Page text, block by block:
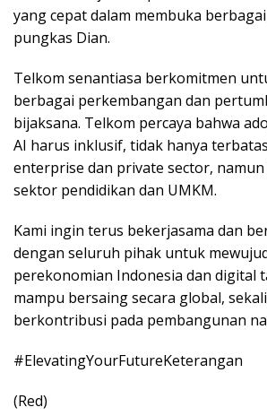
yang cepat dalam membuka
pungkas Dian.
Telkom senantiasa berkomitmen
berbagai perkembangan dan
bijaksana. Telkom percaya bahwa
AI harus inklusif, tidak hanya
enterprise dan private sector,
sektor pendidikan dan UMKM.
Kami ingin terus bekerjasama dan
dengan seluruh pihak untuk
perekonomian Indonesia dan digital
mampu bersaing secara global,
berkontribusi pada pembangunan
#ElevatingYourFutureKeterangan
(Red)